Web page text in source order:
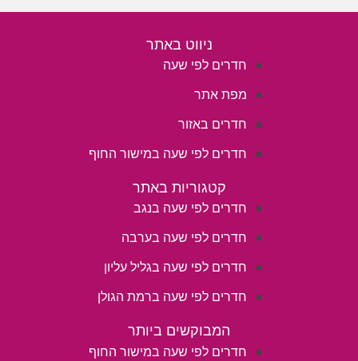
ניווט באתר
חדרים לפי שעה
מפת אתר
חדרים באזור
חדרים לפי שעה במישור החוף
קטגוריות באתר
חדרים לפי שעה בנגב
חדרים לפי שעה בערבה
חדרים לפי שעה בגליל עליון
חדרים לפי שעה ברמת הגולן
המבוקשים ביותר
חדרים לפי שעה במישור החוף